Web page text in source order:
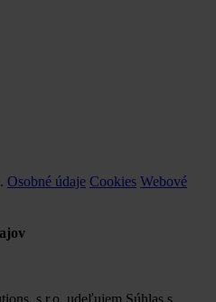
Osobné údaje Cookies Webové